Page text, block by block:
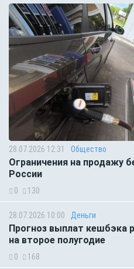
28.07.2026 12:31 Общество
Ограничения на продажу
России
0 130
28.07.2026 10:00 Деньги
Прогноз выплат кешбэка
на второе полугодие
0 168